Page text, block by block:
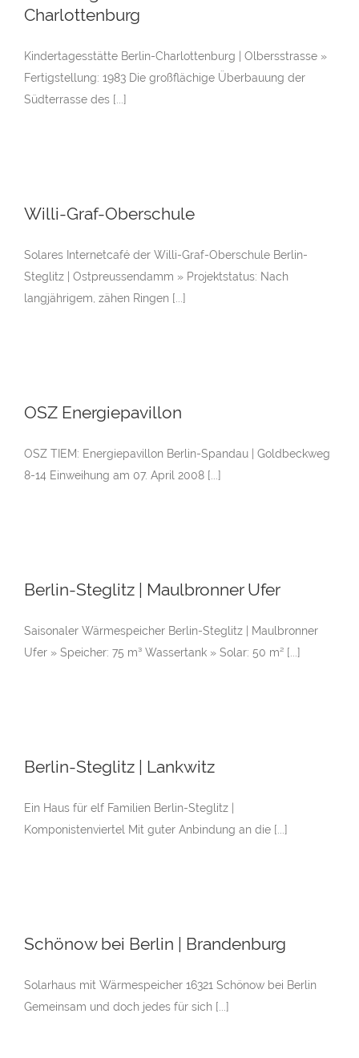
Charlottenburg
Kindertagesstätte Berlin-Charlottenburg | Olbersstrasse »
Fertigstellung: 1983 Die großflächige Überbauung der
Südterrasse des [...]
Willi-Graf-Oberschule
Solares Internetcafé der Willi-Graf-Oberschule Berlin-
Steglitz | Ostpreussendamm » Projektstatus: Nach
langjährigem, zähen Ringen [...]
OSZ Energiepavillon
OSZ TIEM: Energiepavillon Berlin-Spandau | Goldbeckweg
8-14 Einweihung am 07. April 2008 [...]
Berlin-Steglitz | Maulbronner Ufer
Saisonaler Wärmespeicher Berlin-Steglitz | Maulbronner
Ufer » Speicher: 75 m³ Wassertank » Solar: 50 m² [...]
Berlin-Steglitz | Lankwitz
Ein Haus für elf Familien Berlin-Steglitz |
Komponistenviertel Mit guter Anbindung an die [...]
Schönow bei Berlin | Brandenburg
Solarhaus mit Wärmespeicher 16321 Schönow bei Berlin
Gemeinsam und doch jedes für sich [...]